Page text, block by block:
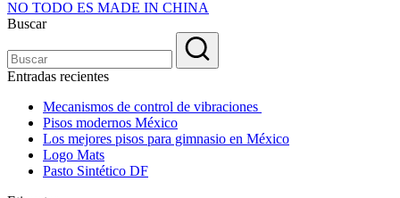
NO TODO ES MADE IN CHINA
Buscar
Entradas recientes
Mecanismos de control de vibraciones
Pisos modernos México
Los mejores pisos para gimnasio en México
Logo Mats
Pasto Sintético DF